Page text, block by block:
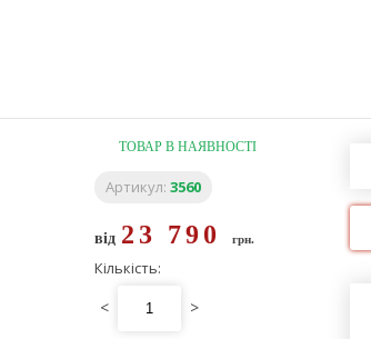
ТОВАР В НАЯВНОСТІ
Артикул: 3560
від 23 790 грн.
Кількість:
< >